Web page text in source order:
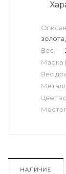
Вес
Марка
Вес —
Металл
Цвет
НАЛИЧИЕ